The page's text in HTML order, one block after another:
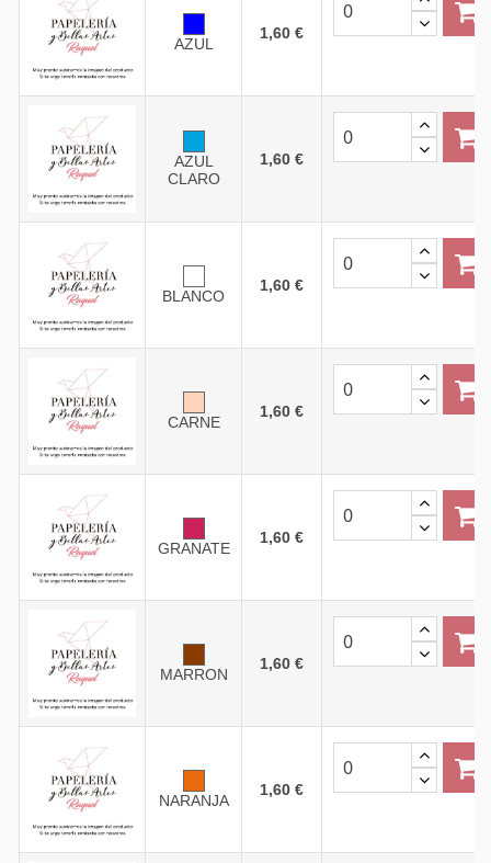
AZUL
1,60 €
AZUL
CLARO
1,60 €
BLANCO
1,60 €
CARNE
1,60 €
GRANATE
1,60 €
MARRON
1,60 €
NARANJA
1,60 €